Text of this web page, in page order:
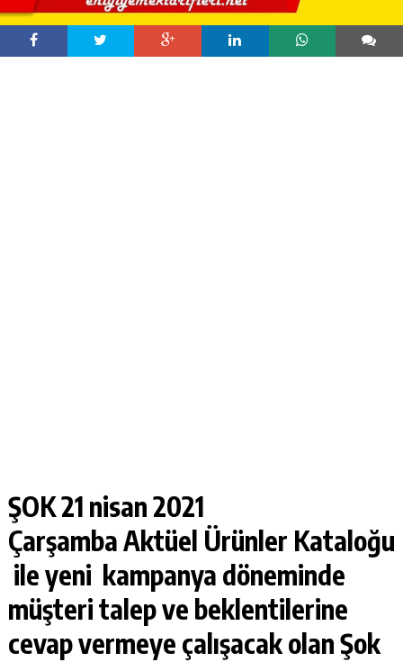
ŞOK 21 nisan 2021
ÇarşambaAktüel Ürünler Kataloğu
ile yeni kampanya döneminde
müşteri talep ve beklentilerine
cevap vermeye çalışacak olan Şok